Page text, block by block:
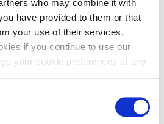
who may combine it with
have provided to them or that
your use of their services.
if you continue to use our
your cookie preferences at any
Lunds universitet/CRC, Malmö,
Institutionen för kliniska
vetenskaper
sin forskning på diabetes
identifierat antigenet som